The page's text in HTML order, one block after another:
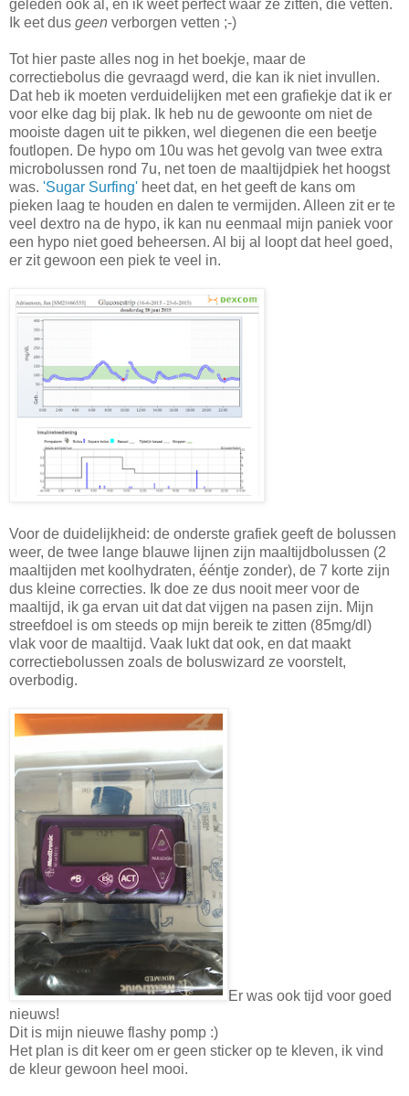
geleden ook al, en ik weet perfect waar ze zitten, die vetten.
Ik eet dus geen verborgen vetten ;-)
Tot hier paste alles nog in het boekje, maar de
correctiebolus die gevraagd werd, die kan ik niet invullen.
Dat heb ik moeten verduidelijken met een grafiekje dat ik er
voor elke dag bij plak. Ik heb nu de gewoonte om niet de
mooiste dagen uit te pikken, wel diegenen die een beetje
foutlopen. De hypo om 10u was het gevolg van twee extra
microbolussen rond 7u, net toen de maaltijdpiek het hoogst
was. 'Sugar Surfing' heet dat, en het geeft de kans om
pieken laag te houden en dalen te vermijden. Alleen zit er te
veel dextro na de hypo, ik kan nu eenmaal mijn paniek voor
een hypo niet goed beheersen. Al bij al loopt dat heel goed,
er zit gewoon een piek te veel in.
Voor de duidelijkheid: de onderste grafiek geeft de bolussen
weer, de twee lange blauwe lijnen zijn maaltijdbolussen (2
maaltijden met koolhydraten, ééntje zonder), de 7 korte zijn
dus kleine correcties. Ik doe ze dus nooit meer voor de
maaltijd, ik ga ervan uit dat dat vijgen na pasen zijn. Mijn
streefdoel is om steeds op mijn bereik te zitten (85mg/dl)
vlak voor de maaltijd. Vaak lukt dat ook, en dat maakt
correctiebolussen zoals de boluswizard ze voorstelt,
overbodig.
Er was ook tijd voor goed
nieuws!
Dit is mijn nieuwe flashy pomp :)
Het plan is dit keer om er geen sticker op te kleven, ik vind
de kleur gewoon heel mooi.